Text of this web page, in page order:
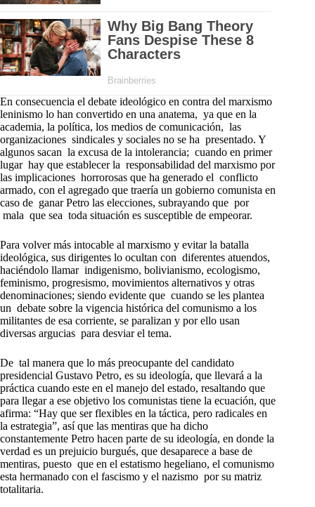
En consecuencia el debate ideológico en contra del marxismo
leninismo lo han convertido en una anatema, ya que en la
academia, la política, los medios de comunicación, las
organizaciones sindicales y sociales no se ha presentado. Y
algunos sacan la excusa de la intolerancia; cuando en primer
lugar hay que establecer la responsabilidad del marxismo por
las implicaciones horrorosas que ha generado el conflicto
armado, con el agregado que traería un gobierno comunista en
caso de ganar Petro las elecciones, subrayando que por
mala que sea toda situación es susceptible de empeorar.
Para volver más intocable al marxismo y evitar la batalla
ideológica, sus dirigentes lo ocultan con diferentes atuendos,
haciéndolo llamar indigenismo, bolivianismo, ecologismo,
feminismo, progresismo, movimientos alternativos y otras
denominaciones; siendo evidente que cuando se les plantea
un debate sobre la vigencia histórica del comunismo a los
militantes de esa corriente, se paralizan y por ello usan
diversas argucias para desviar el tema.
De tal manera que lo más preocupante del candidato
presidencial Gustavo Petro, es su ideología, que llevará a la
práctica cuando este en el manejo del estado, resaltando que
para llegar a ese objetivo los comunistas tiene la ecuación, que
afirma: “Hay que ser flexibles en la táctica, pero radicales en
la estrategia”, así que las mentiras que ha dicho
constantemente Petro hacen parte de su ideología, en donde la
verdad es un prejuicio burgués, que desaparece a base de
mentiras, puesto que en el estatismo hegeliano, el comunismo
esta hermanado con el fascismo y el nazismo por su matriz
totalitaria.